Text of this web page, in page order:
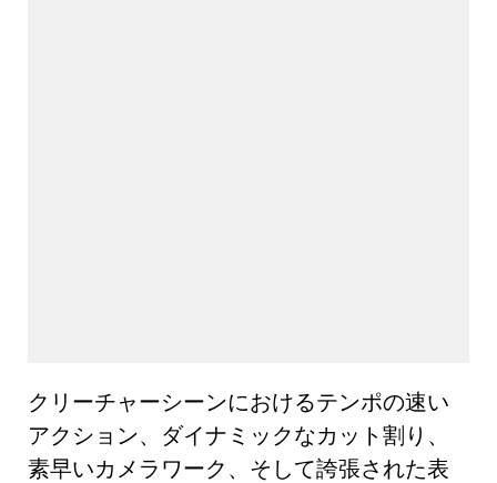
クリーチャーシーンにおけるテンポの速い
アクション、ダイナミックなカット割り、
素早いカメラワーク、そして誇張された表